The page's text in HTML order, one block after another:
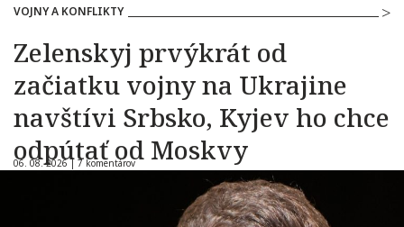
VOJNY A KONFLIKTY
Zelenskyj prvýkrát od
začiatku vojny na Ukrajine
navštívi Srbsko, Kyjev ho chce
odpútať od Moskvy
06. 08. 2026 | 7 komentárov